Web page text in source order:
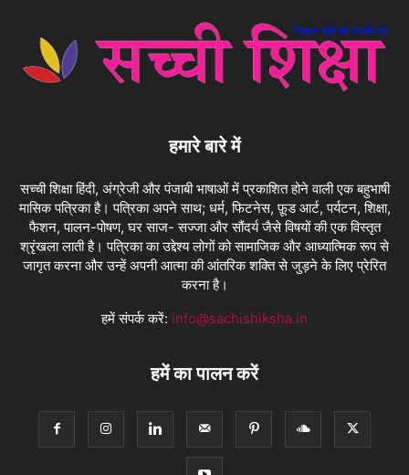
हमारे बारे में
सच्ची शिक्षा हिंदी, अंग्रेजी और पंजाबी भाषाओं में प्रकाशित होने वाली एक बहुभाषी
मासिक पत्रिका है। पत्रिका अपने साथ; धर्म, फिटनेस, फ़ूड आर्ट, पर्यटन, शिक्षा,
फैशन, पालन-पोषण, घर साज- सज्जा और सौंदर्य जैसे विषयों की एक विस्तृत
श्रृंखला लाती है। पत्रिका का उद्देश्य लोगों को सामाजिक और आध्यात्मिक रूप से
जागृत करना और उन्हें अपनी आत्मा की आंतरिक शक्ति से जुड़ने के लिए प्रेरित
करना है।
हमें संपर्क करें: info@sachishiksha.in
हमें का पालन करें